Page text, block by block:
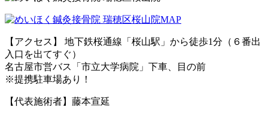
【アクセス】 地下鉄桜通線「桜山駅」から徒歩1分（６番出
入口を出てすぐ）
名古屋市営バス「市立大学病院」下車、目の前
※提携駐車場あり！
【代表施術者】藤本宣延